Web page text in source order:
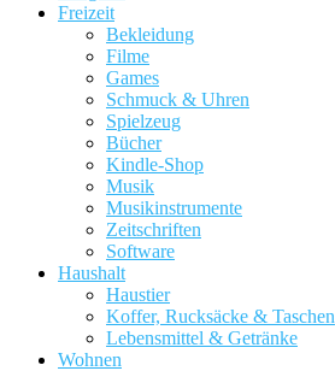
Freizeit
Bekleidung
Filme
Games
Schmuck & Uhren
Spielzeug
Bücher
Kindle-Shop
Musik
Musikinstrumente
Zeitschriften
Software
Haushalt
Haustier
Koffer, Rucksäcke & Taschen
Lebensmittel & Getränke
Wohnen